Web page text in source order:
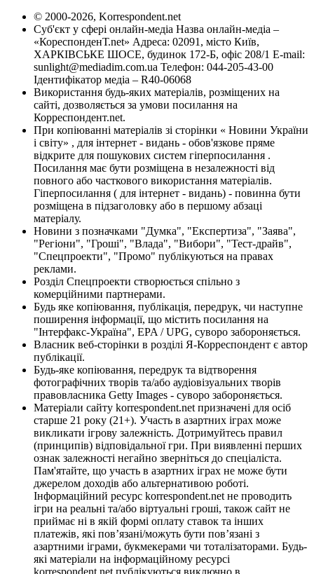
© 2000-2026, Korrespondent.net
Суб'єкт у сфері онлайн-медіа Назва онлайн-медіа –
«КореспонденТ.net» Адреса: 02091, місто Київ,
ХАРКІВСЬКЕ ШОСЕ, будинок 172-Б, офіс 208/1 E-mail:
sunlight@mediadim.com.ua Телефон: 044-205-43-00
Ідентифікатор медіа – R40-06068
Використання будь-яких матеріалів, розміщених на
сайті, дозволяється за умови посилання на
Корреспондент.net.
При копіюванні матеріалів зі сторінки « Новини України
і світу» , для інтернет - видань - обов'язкове пряме
відкрите для пошукових систем гіперпосилання .
Посилання має бути розміщена в незалежності від
повного або часткового використання матеріалів.
Гіперпосилання ( для інтернет - видань) - повинна бути
розміщена в підзаголовку або в першому абзаці
матеріалу.
Новини з позначками "Думка", "Експертиза", "Заява",
"Регіони", "Гроші", "Влада", "Вибори", "Тест-драйв",
"Спецпроекти", "Промо" публікуються на правах
реклами.
Розділ Спецпроекти створюється спільно з
комерційними партнерами.
Будь яке копіювання, публікація, передрук, чи наступне
поширення інформації, що містить посилання на
"Інтерфакс-Україна", EPA / UPG, суворо забороняється.
Власник веб-сторінки в розділі Я-Корреспондент є автор
публікації.
Будь-яке копіювання, передрук та відтворення
фотографічних творів та/або аудіовізуальних творів
правовласника Getty Images - суворо забороняється.
Матеріали сайту korrespondent.net призначені для осіб
старше 21 року (21+). Участь в азартних іграх може
викликати ігрову залежність. Дотримуйтесь правил
(принципів) відповідальної гри. При виявленні перших
ознак залежності негайно зверніться до спеціаліста.
Пам'ятайте, що участь в азартних іграх не може бути
джерелом доходів або альтернативою роботі.
Інформаційний ресурс korrespondent.net не проводить
ігри на реальні та/або віртуальні гроші, також сайт не
приймає ні в якій формі оплату ставок та інших
платежів, які пов’язані/можуть бути пов’язані з
азартними іграми, букмекерами чи тоталізаторами. Будь-
які матеріали на інформаційному ресурсі